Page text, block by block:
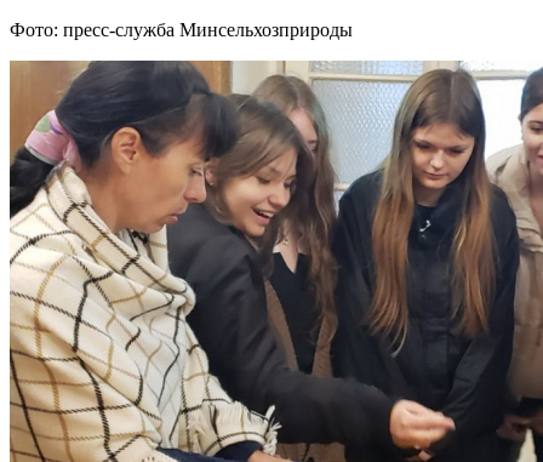
Фото: пресс-служба Минсельхозприроды